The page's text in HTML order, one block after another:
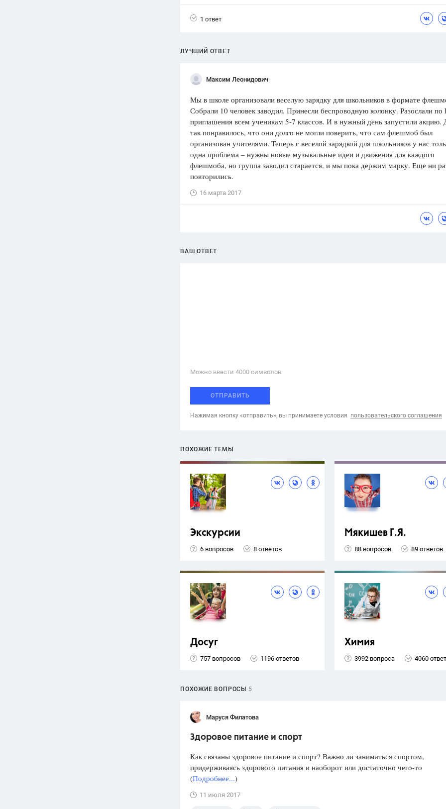
Вузы
82 ответа
ответ
ГИА
ответов
1 ответ
ЛУЧШИЙ ОТВЕТ
Максим Леонидович
Мы в школе организовали веселую зарядку для школьников в формате
Собрали 10 человек заводил. Принесли беспроводную колонку. Разослали
приглашения всем ученикам 5-7 классов. И в нужный день запустили акцию.
так понравилось, что они долго не могли поверить, что сам флешмоб был
организован учителями. Теперь с веселой зарядкой для школьников у нас
одна проблема – нужны новые музыкальные идеи и движения для каждого
флешмоба, но группа заводил старается, и мы пока держим марку. Еще ни
повторились.
16 марта 2017
ВАШ ОТВЕТ
Можно ввести 4000 cимволов
ОТПРАВИТЬ
Нажимая кнопку «отправить», вы принимаете условия пользовательского соглашения
ПОХОЖИЕ ТЕМЫ
Экскурсии
6 вопросов 8 ответов
Мякишев Г.Я.
88 вопросов 89 ответов
Досуг
757 вопросов 1196 ответов
Химия
3992 вопроса 4060
ПОХОЖИЕ ВОПРОСЫ 5
Маруся Филатова
Здоровое питание и спорт
Как связаны здоровое питание и спорт? Важно ли заниматься спортом,
придерживаясь здорового питания и наоборот или достаточно чего-то
(Подробнее...)
11 июля 2017